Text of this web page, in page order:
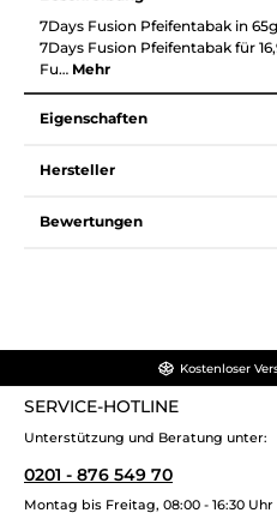
7Days Fusion Pfeifentabak in
7Days Fusion Pfeifentabak für
Fu… Mehr
Eigenschaften
Hersteller
Bewertungen
Kostenloser
SERVICE-HOTLINE
Unterstützung und Beratung unter:
0201 - 876 549 70
Montag bis Freitag, 08:00 - 16:30 Uhr